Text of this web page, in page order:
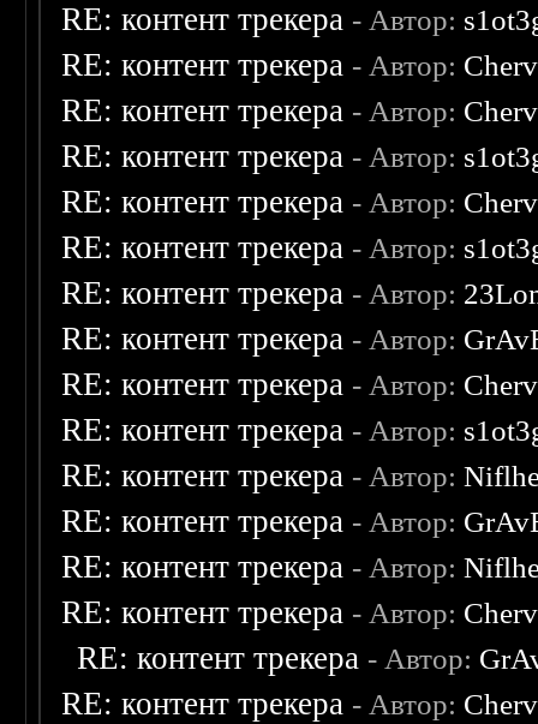
RE: контент трекера - Автор:
RE: контент трекера - Автор:
RE: контент трекера - Автор:
RE: контент трекера - Автор:
RE: контент трекера - Автор:
RE: контент трекера - Автор:
RE: контент трекера - Автор:
RE: контент трекера - Автор:
RE: контент трекера - Автор:
RE: контент трекера - Автор:
RE: контент трекера - Автор:
RE: контент трекера - Автор:
RE: контент трекера - Автор:
RE: контент трекера - Автор:
RE: контент трекера - Автор:
RE: контент трекера - Автор: